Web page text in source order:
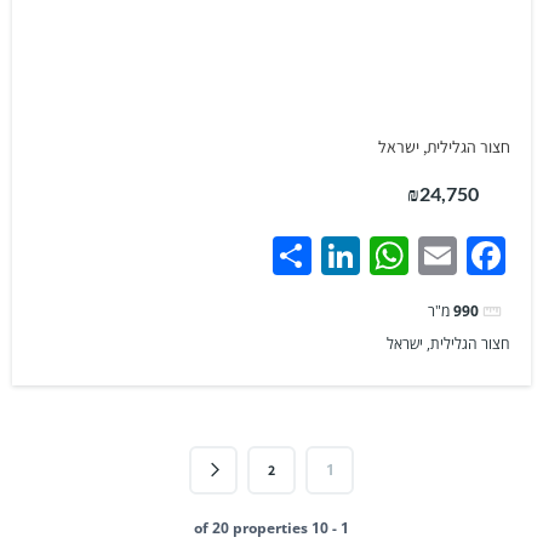
חצור הגלילית, ישראל
₪24,750
Facebook
Email
WhatsApp
LinkedIn
Share
990מ"ר
חצור הגלילית, ישראל
1
2